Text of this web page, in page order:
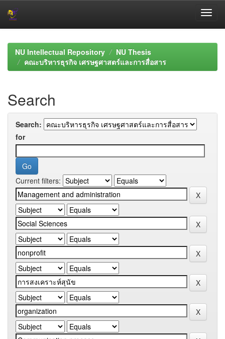
navigationNU Intellectual Repository
NU Thesis
คณะบริหารธุรกิจ เศรษฐศาสตร์และการสื่อสาร
Search
Search:
for
Current filters: